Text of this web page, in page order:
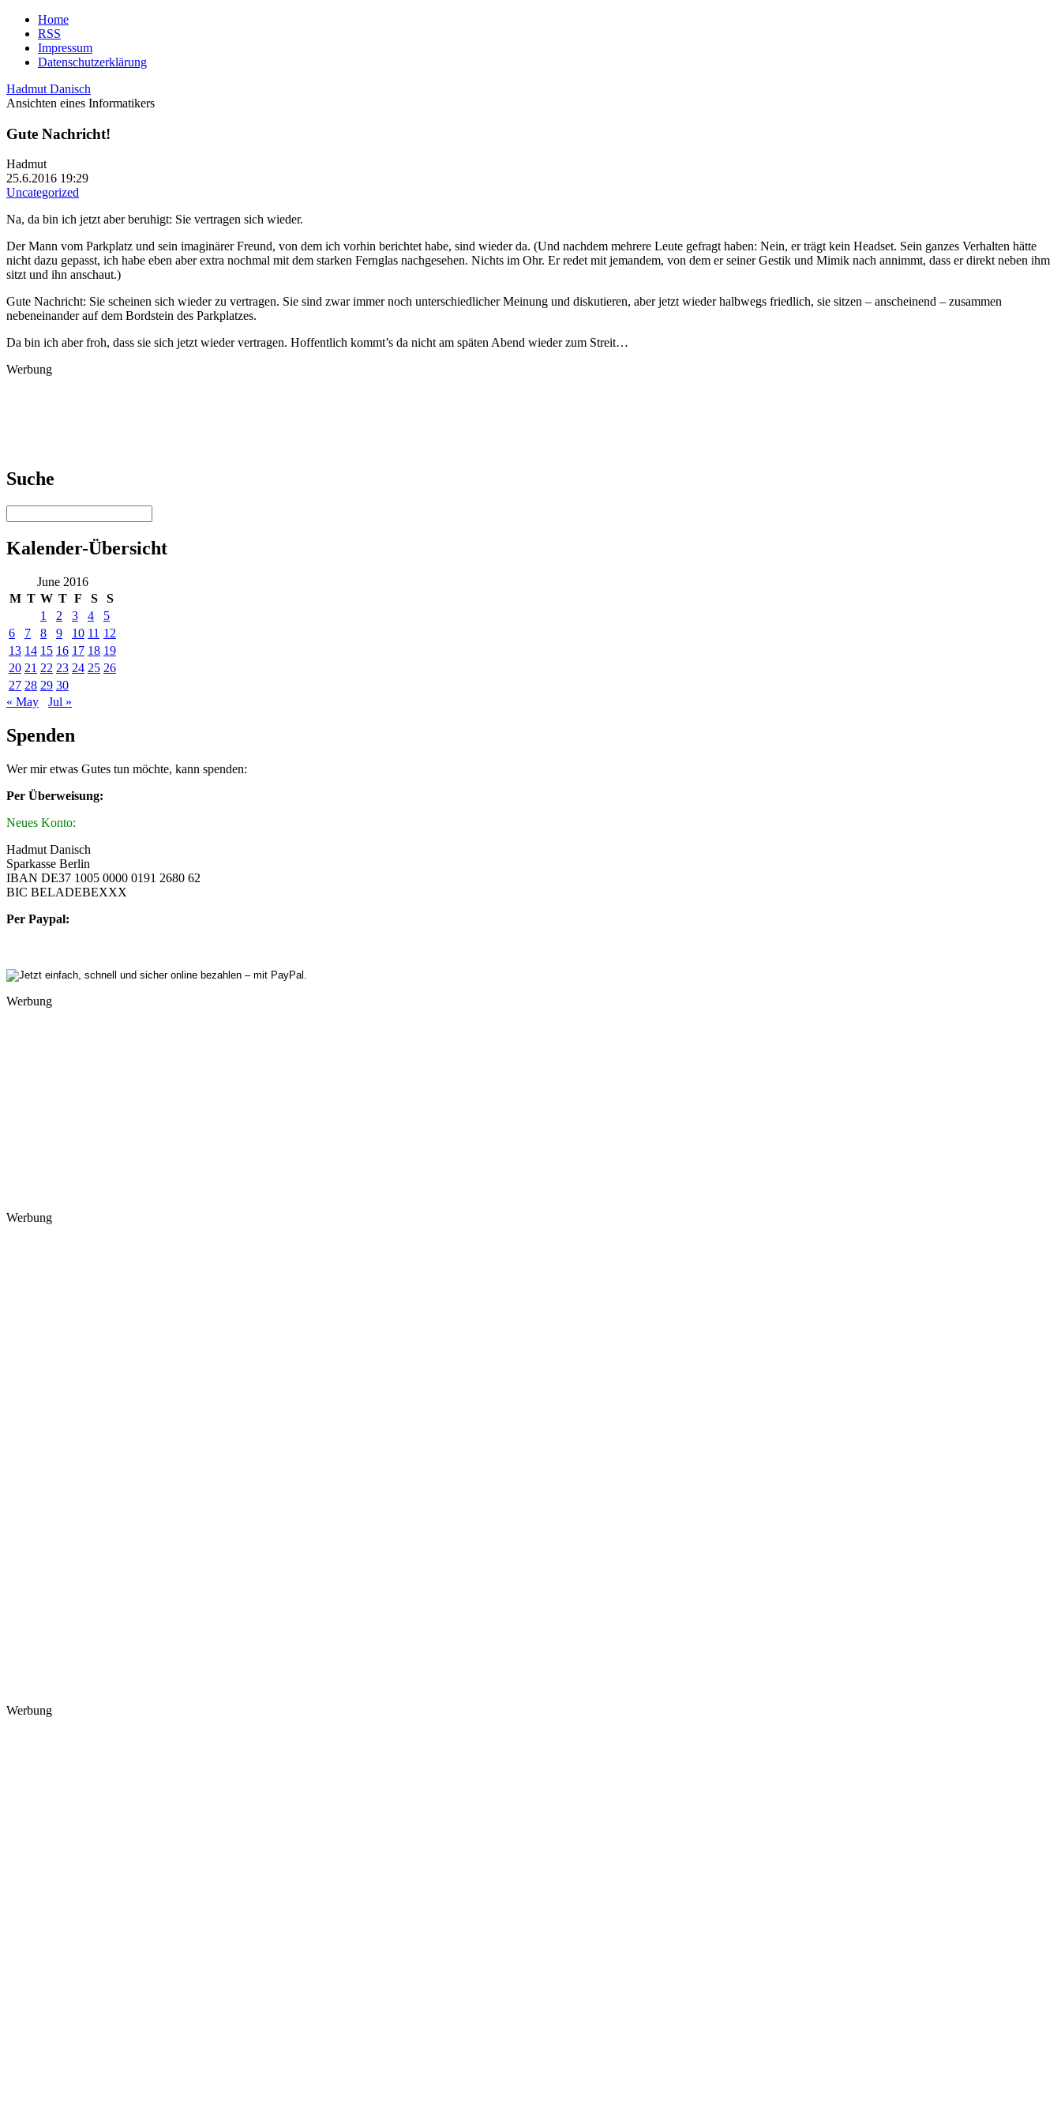
Home
RSS
Impressum
Datenschutzerklärung
Hadmut Danisch
Ansichten eines Informatikers
Gute Nachricht!
Hadmut
25.6.2016 19:29
Uncategorized
Na, da bin ich jetzt aber beruhigt: Sie vertragen sich wieder.
Der Mann vom Parkplatz und sein imaginärer Freund, von dem ich vorhin berichtet habe, sind wieder da. (Und nachdem mehrere Leute gefragt haben: Nein, er trägt kein Headset. Sein ganzes Verhalten hätte
nicht dazu gepasst, ich habe eben aber extra nochmal mit dem starken Fernglas nachgesehen. Nichts im Ohr. Er redet mit jemandem, von dem er seiner Gestik und Mimik nach annimmt, dass er direkt neben ihm
sitzt und ihn anschaut.)
Gute Nachricht: Sie scheinen sich wieder zu vertragen. Sie sind zwar immer noch unterschiedlicher Meinung und diskutieren, aber jetzt wieder halbwegs friedlich, sie sitzen – anscheinend – zusammen
nebeneinander auf dem Bordstein des Parkplatzes.
Da bin ich aber froh, dass sie sich jetzt wieder vertragen. Hoffentlich kommt’s da nicht am späten Abend wieder zum Streit…
Werbung
Suche
Kalender-Übersicht
June 2016
M T W T F S
S
1
2 3 4
5
6
7 8 9 10 11 12
13 14 15 16 17 18 19
20 21 22 23 24 25 26
27 28 29 30
« May
Jul »
Spenden
Wer mir etwas Gutes tun möchte, kann spenden:
Per Überweisung:
Neues Konto:
Hadmut Danisch
Sparkasse Berlin
IBAN DE37 1005 0000 0191 2680 62
BIC BELADEBEXXX
Per Paypal:
Werbung
Werbung
Werbung